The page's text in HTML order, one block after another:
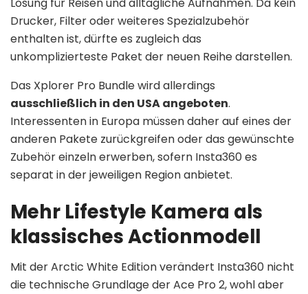
Drucker, Filter oder weiteres Spezialzubehör
enthalten ist, dürfte es zugleich das
unkomplizierteste Paket der neuen Reihe darstellen.
Das Xplorer Pro Bundle wird allerdings
ausschließlich in den USA angeboten.
Interessenten in Europa müssen daher auf eines der
anderen Pakete zurückgreifen oder das gewünschte
Zubehör einzeln erwerben, sofern Insta360 es
separat in der jeweiligen Region anbietet.
Mehr Lifestyle Kamera als
klassisches Actionmodell
Mit der Arctic White Edition verändert Insta360 nicht
die technische Grundlage der Ace Pro 2, wohl aber